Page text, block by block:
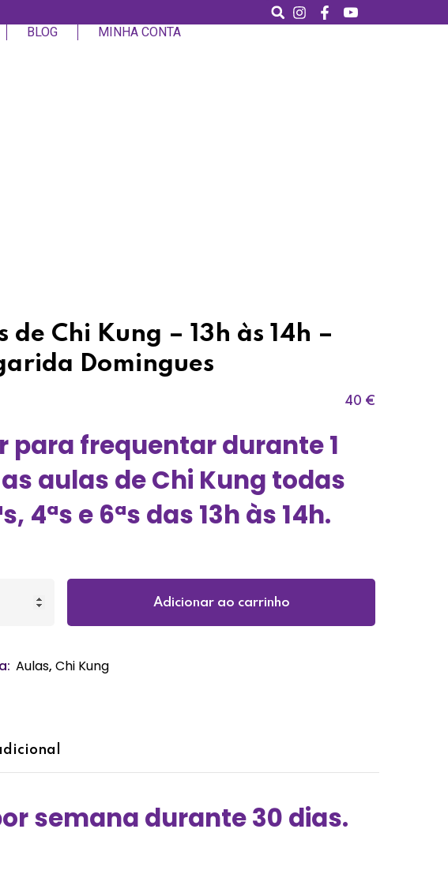
BLOG MINHA CONTA
de Chi Kung – 13h às 14h –
Domingues
40 €
para frequentar durante 1
aulas de Chi Kung todas
4ªs e 6ªs das 13h às 14h.
Adicionar ao carrinho
Aulas, Chi Kung
semana durante 30 dias.